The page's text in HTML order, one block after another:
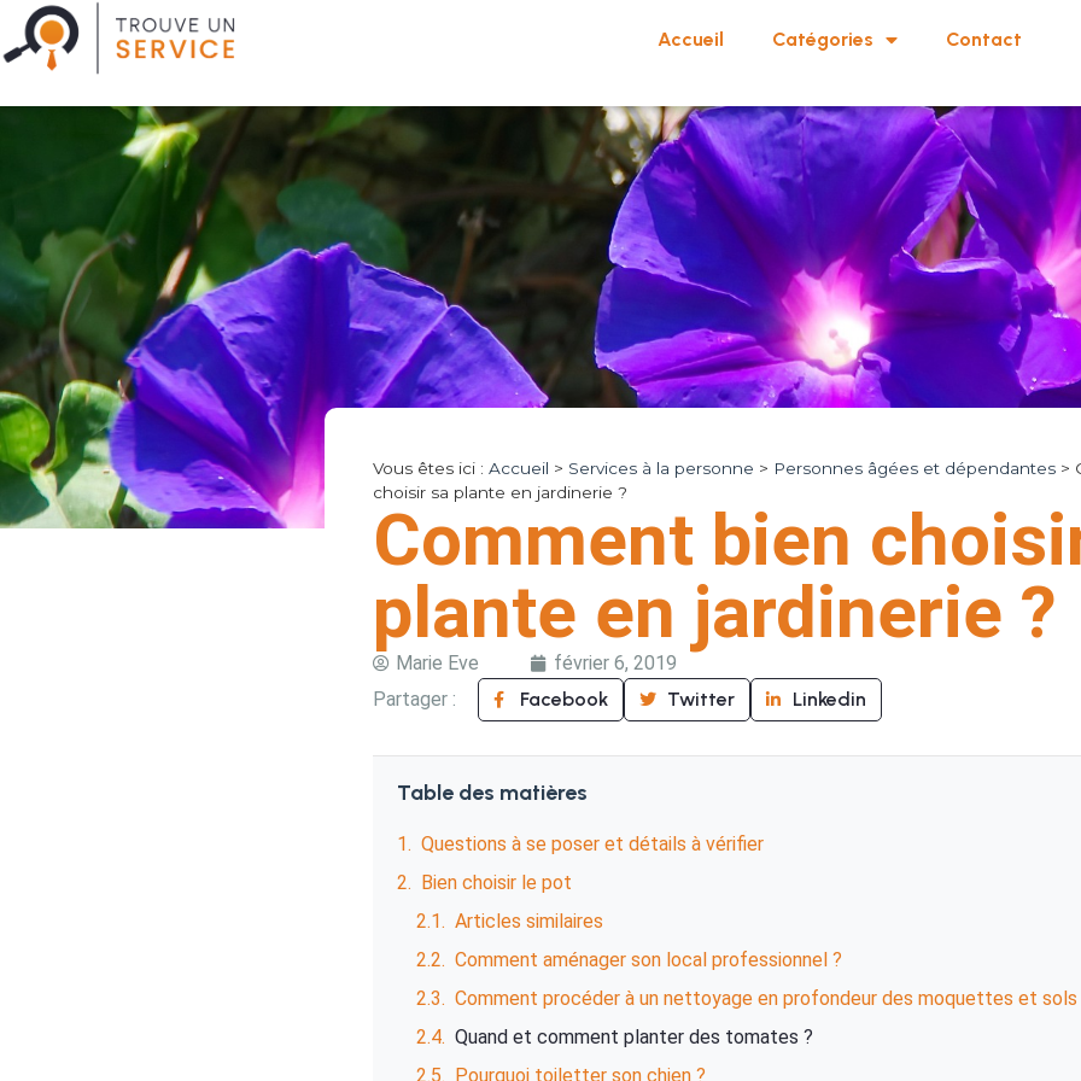
Accueil Catégories Contact
Vous êtes ici : Accueil > Services à la personne > Personnes âgées et dépendantes>
choisir sa plante en jardinerie ?
Comment bien
plante en jardinerie ?
Marie Eve
février 6, 2019
Partager :
Facebook Twitter Linkedin
Table des matières
Questions à se poser et détails à vérifier
Bien choisir le pot
Articles similaires
Comment aménager son local professionnel ?
Comment procéder à un nettoyage en profondeur des moquettes et
Quand et comment planter des tomates ?
Pourquoi toiletter son chien ?